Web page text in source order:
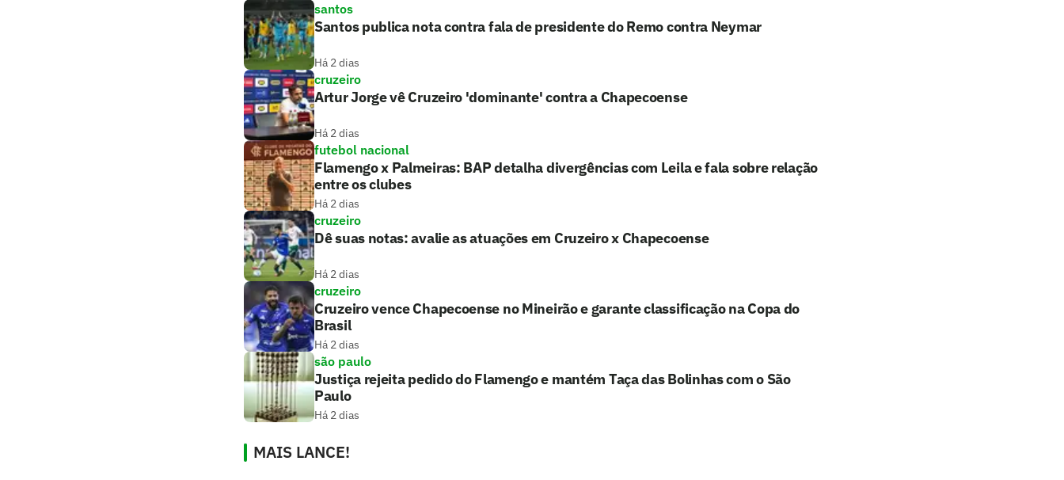
santos
Santos publica nota contra fala de presidente do Remo contra Neymar
Há 2 dias
cruzeiro
Artur Jorge vê Cruzeiro 'dominante' contra a Chapecoense
Há 2 dias
futebol nacional
Flamengo x Palmeiras: BAP detalha divergências com Leila e fala sobre relação
entre os clubes
Há 2 dias
cruzeiro
Dê suas notas: avalie as atuações em Cruzeiro x Chapecoense
Há 2 dias
cruzeiro
Cruzeiro vence Chapecoense no Mineirão e garante classificação na Copa do
Brasil
Há 2 dias
são paulo
Justiça rejeita pedido do Flamengo e mantém Taça das Bolinhas com o São
Paulo
Há 2 dias
MAIS LANCE!